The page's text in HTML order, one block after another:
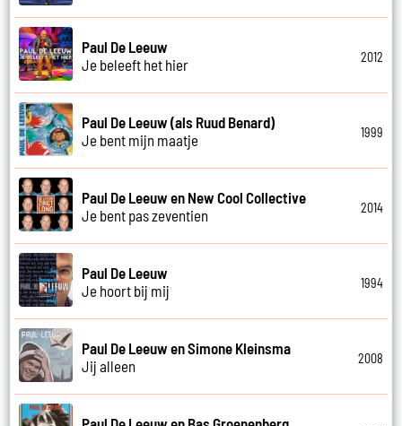
Paul De Leeuw
Je beleeft het hier
2012
Paul De Leeuw (als Ruud Benard)
Je bent mijn maatje
1999
Paul De Leeuw en New Cool Collective
Je bent pas zeventien
2014
Paul De Leeuw
Je hoort bij mij
1994
Paul De Leeuw en Simone Kleinsma
Jij alleen
2008